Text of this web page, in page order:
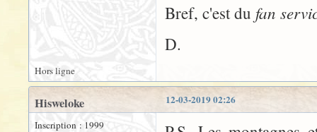
Bref, c'est du fan
D.
Hors ligne
12-03-2019 02:26
Hisweloke
Inscription : 1999